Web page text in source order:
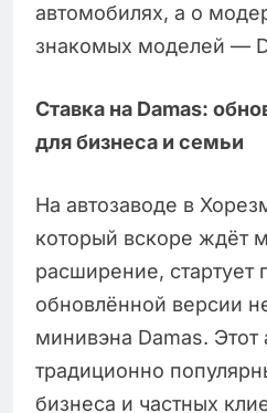
автомобилях, а о
знакомых моделей —
Ставка на Damas:
для бизнеса и семьи
На автозаводе в
который вскоре ждёт
расширение, стартует
обновлённой версии
минивэна Damas. Этот
традиционно
бизнеса и частных